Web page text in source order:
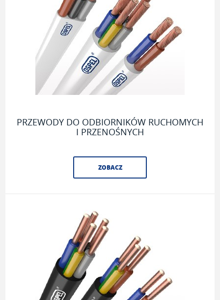
PRZEWODY DO ODBIORNIKÓW RUCHOMYCH
I PRZENOŚNYCH
ZOBACZ